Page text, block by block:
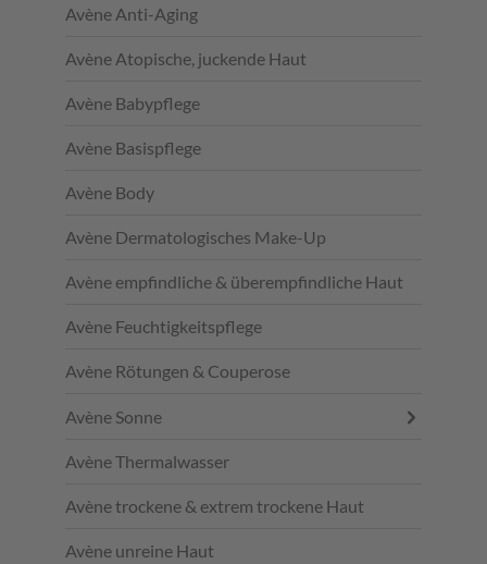
Avène Anti-Aging
Avène Atopische, juckende Haut
Avène Babypflege
Avène Basispflege
Avène Body
Avène Dermatologisches Make-Up
Avène empfindliche & überempfindliche Haut
Avène Feuchtigkeitspflege
Avène Rötungen & Couperose
Avène Sonne
Avène Thermalwasser
Avène trockene & extrem trockene Haut
Avène unreine Haut